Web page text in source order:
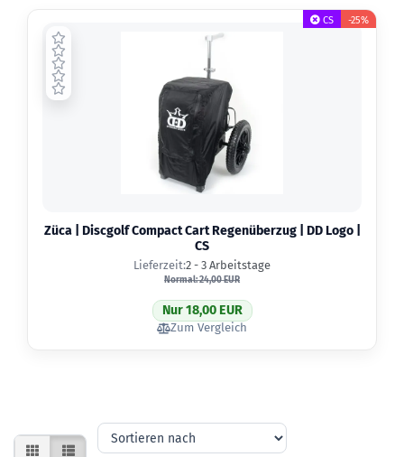
CS -25%
Züca | Discgolf Compact Cart Regenüberzug | DD Logo |
CS
Lieferzeit:2 - 3 Arbeitstage
Normal: 24,00 EUR
Nur 18,00 EUR
Zum Vergleich
Sortieren
nach